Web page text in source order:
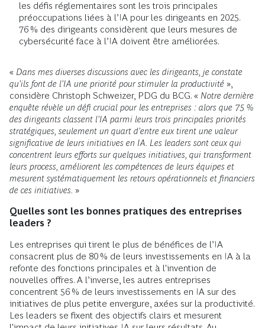
les défis réglementaires sont les trois principales
préoccupations liées à l’IA pour les dirigeants en 2025.
76 % des dirigeants considèrent que leurs mesures de
cybersécurité face à l’IA doivent être améliorées.
« Dans mes diverses discussions avec les dirigeants, je constate
qu'ils font de l'IA une priorité pour stimuler la productivité »,
considère Christoph Schweizer, PDG du BCG. « Notre dernière
enquête révèle un défi crucial pour les entreprises : alors que 75 %
des dirigeants classent l'IA parmi leurs trois principales priorités
stratégiques, seulement un quart d'entre eux tirent une valeur
significative de leurs initiatives en IA. Les leaders sont ceux qui
concentrent leurs efforts sur quelques initiatives, qui transforment
leurs process, améliorent les compétences de leurs équipes et
mesurent systématiquement les retours opérationnels et financiers
de ces initiatives. »
Quelles sont les bonnes pratiques des entreprises
leaders ?
Les entreprises qui tirent le plus de bénéfices de l’IA
consacrent plus de 80 % de leurs investissements en IA à la
refonte des fonctions principales et à l'invention de
nouvelles offres. A l’inverse, les autres entreprises
concentrent 56 % de leurs investissements en IA sur des
initiatives de plus petite envergure, axées sur la productivité.
Les leaders se fixent des objectifs clairs et mesurent